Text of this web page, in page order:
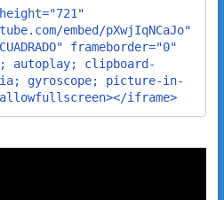
embed/pXwjIqNCaJo"
frameborder="0"
autoplay; clipboard-
gyroscope; picture-in-
iframe>